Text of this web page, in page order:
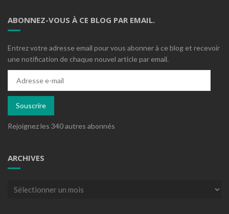
ABONNEZ-VOUS À CE BLOG PAR EMAIL.
Entrez votre adresse email pour vous abonner à ce blog et recevoir
une notification de chaque nouvel article par email.
mail
Souscrire
Rejoignez les 340 autres abonnés
ARCHIVES
Archives